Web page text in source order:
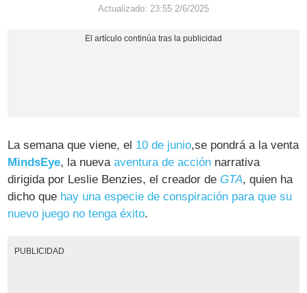
Actualizado: 23:55 2/6/2025
La semana que viene, el 10 de junio,se pondrá a la venta
MindsEye, la nuevaaventura de acción narrativa
dirigida por Leslie Benzies, el creador deGTA, quien ha
dicho que hay una especie de conspiración para que su
nuevo juego no tenga éxito.
PUBLICIDAD